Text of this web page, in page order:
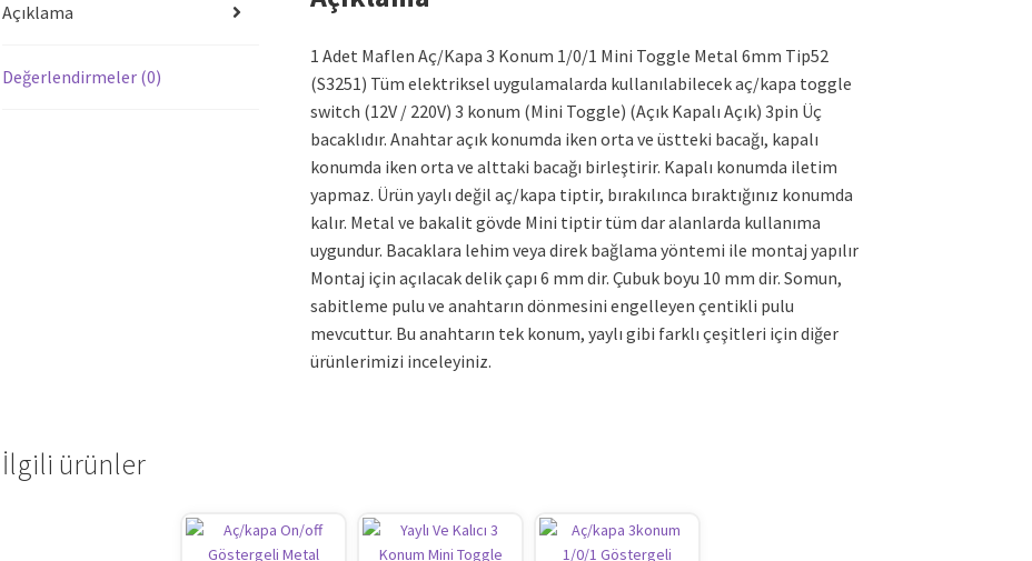
Açıklama
Değerlendirmeler (0)
1 Adet Maflen Aç/Kapa 3 Konum 1/0/1 Mini Toggle Metal 6mm Tip52
(S3251) Tüm elektriksel uygulamalarda kullanılabilecek aç/kapa toggle
switch (12V / 220V) 3 konum (Mini Toggle) (Açık Kapalı Açık) 3pin Üç
bacaklıdır. Anahtar açık konumda iken orta ve üstteki bacağı, kapalı
konumda iken orta ve alttaki bacağı birleştirir. Kapalı konumda iletim
yapmaz. Ürün yaylı değil aç/kapa tiptir, bırakılınca bıraktığınız konumda
kalır. Metal ve bakalit gövde Mini tiptir tüm dar alanlarda kullanıma
uygundur. Bacaklara lehim veya direk bağlama yöntemi ile montaj yapılır
Montaj için açılacak delik çapı 6 mm dir. Çubuk boyu 10 mm dir. Somun,
sabitleme pulu ve anahtarın dönmesini engelleyen çentikli pulu
mevcuttur. Bu anahtarın tek konum, yaylı gibi farklı çeşitleri için diğer
ürünlerimizi inceleyiniz.
İlgili ürünler